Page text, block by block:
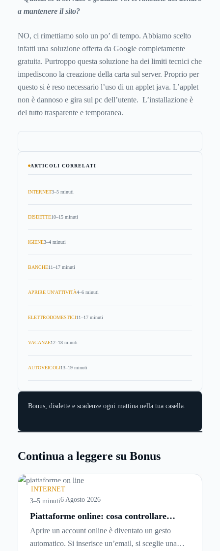
a mantenere il sito?
NO, ci rimettiamo solo un po’ di tempo. Abbiamo scelto
infatti una soluzione offerta da Google completamente
gratuita. Purtroppo questa soluzione ha dei limiti tecnici che
impediscono la creazione della carta sul server. Proprio per
questo si è reso necessario l’uso di un applet java. L’applet
non è dannoso e gira sul pc dell’utente. L’installazione è
del tutto trasparente e temporanea.
ARTICOLI CORRELATI
INTERNET3–5 minuti
DISDETTE10–15 minuti
IGIENE3–4 minuti
BANCHE11–17 minuti
APRIRE UN'ATTIVITÀ4–6 minuti
ELETTRODOMESTICI11–17 minuti
VACANZE12–18 minuti
AUTOVEICOLI13–19 minuti
Bonus, disdette e scadenze ogni mattina nella tua casella.
Continua a leggere su Bonus
INTERNET
3–5 minuti6 Agosto 2026
Piattaforme online: cosa controllare
prima di iscriversi e usare servizi in
tempo reale
Aprire un account online è diventato un gesto
automatico. Si inserisce un’email, si sceglie una